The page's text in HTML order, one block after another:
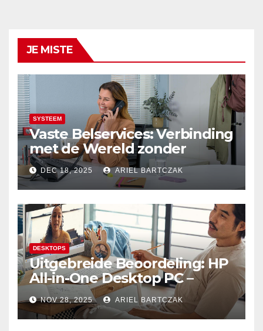
JE MISTE
SYSTEEM
Vaste Belservices: Verbinding
met de Wereld zonder
Onderbrekingen – Alleen bij
Budget Internet
DEC 18, 2025 ARIEL BARTCZAK
DESKTOPS
Uitgebreide Beoordeling: HP
All-in-One Desktop PC –
Krachtige Prestaties en
Minimalistisch Design in
Perfecte Harmonie
NOV 28, 2025 ARIEL BARTCZAK